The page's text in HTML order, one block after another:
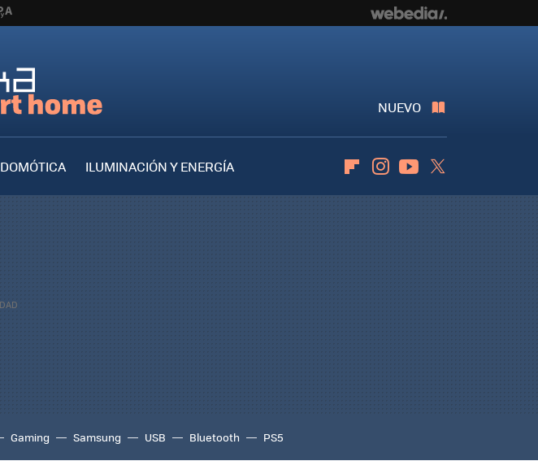
NUEVO
DOMÓTICA
ILUMINACIÓN Y ENERGÍA
FlipboardInstagramYoutube
Gaming Samsung USB Bluetooth PS5